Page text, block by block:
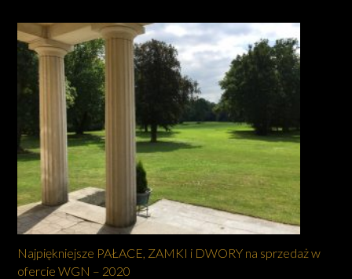
Najpiękniejsze PAŁACE, ZAMKI i DWORY na sprzedaż w
ofercie WGN – 2020